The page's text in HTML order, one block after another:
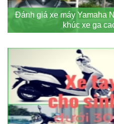
Đánh giá xe máy Yamaha
khúc xe ga